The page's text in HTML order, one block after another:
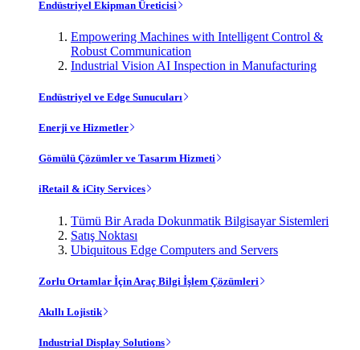
Endüstriyel Ekipman Üreticisi
Empowering Machines with Intelligent Control &
Robust Communication
Industrial Vision AI Inspection in Manufacturing
Endüstriyel ve Edge Sunucuları
Enerji ve Hizmetler
Gömülü Çözümler ve Tasarım Hizmeti
iRetail & iCity Services
Tümü Bir Arada Dokunmatik Bilgisayar Sistemleri
Satış Noktası
Ubiquitous Edge Computers and Servers
Zorlu Ortamlar İçin Araç Bilgi İşlem Çözümleri
Akıllı Lojistik
Industrial Display Solutions